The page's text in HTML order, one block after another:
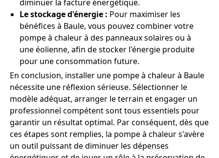
diminuer la facture énergétique.
Le stockage d'énergie : Pour maximiser les
bénéfices à Baule, vous pouvez combiner votre
pompe à chaleur à des panneaux solaires ou à
une éolienne, afin de stocker l'énergie produite
pour une consommation future.
En conclusion, installer une pompe à chaleur à Baule
nécessite une réflexion sérieuse. Sélectionner le
modèle adéquat, arranger le terrain et engager un
professionnel compétent sont tous essentiels pour
garantir un résultat optimal. Par conséquent, dès que
ces étapes sont remplies, la pompe à chaleur s'avère
un outil puissant de diminuer les dépenses